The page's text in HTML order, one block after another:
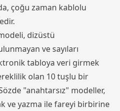
çoğu zaman kablolu
dizüstü
ve sayıları
tabloya veri girmek
olan 10 tuşlu bir
"anahtarsız" modeller,
ve yazma ile fareyi birbirine